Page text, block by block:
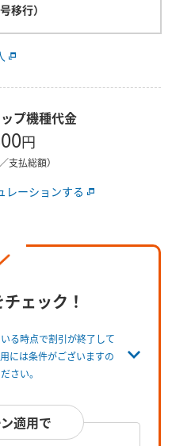
移行）
プ機種代金
円
支払総額）
レーションする
ェック！
る時点で割引が終了して
には条件がございますの
さい。
適用で